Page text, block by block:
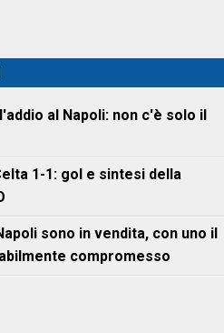
al Napoli: non c'è solo il
1-1: gol e sintesi della
sono in vendita, con uno il
compromesso